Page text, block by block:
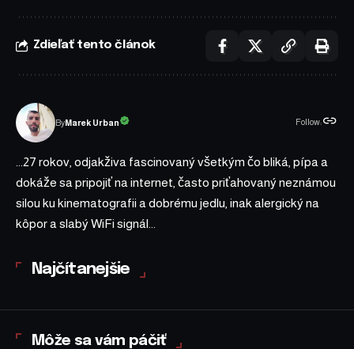
Zdieľať tento článok
ByMarek Urban Follow:
...27 rokov, odjakživa fascinovaný všetkým čo bliká, pípa a
dokáže sa pripojiť na internet, často priťahovaný neznámou
silou ku kinematografii a dobrému jedlu, inak alergický na
kôpor a slabý WiFi signál...
Najčítanejšie
Môže sa vám páčiť